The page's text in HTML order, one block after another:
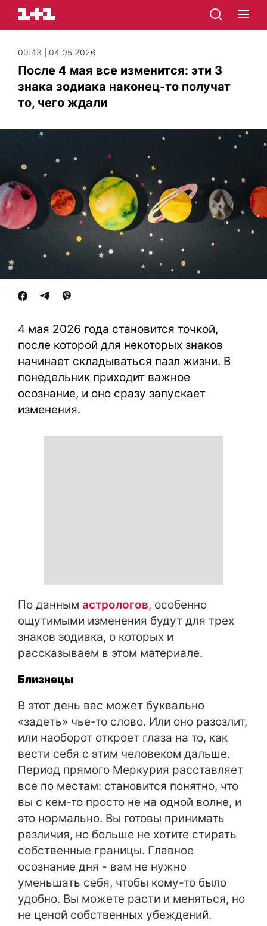
09:43 | 04.05.2026
После 4 мая все изменится: эти 3
знака зодиака наконец-то получат
то, чего ждали
4 мая 2026 года становится точкой,
после которой для некоторых знаков
начинает складываться пазл жизни. В
понедельник приходит важное
осознание, и оно сразу запускает
изменения.
По данным астрологов, особенно
ощутимыми изменения будут для трех
знаков зодиака, о которых и
рассказываем в этом материале.
Близнецы
В этот день вас может буквально
«задеть» чье-то слово. Или оно разозлит,
или наоборот откроет глаза на то, как
вести себя с этим человеком дальше.
Период прямого Меркурия расставляет
все по местам: становится понятно, что
вы с кем-то просто не на одной волне, и
это нормально. Вы готовы принимать
различия, но больше не хотите стирать
собственные границы. Главное
осознание дня - вам не нужно
уменьшать себя, чтобы кому-то было
удобно. Вы можете расти и меняться, но
не ценой собственных убеждений.